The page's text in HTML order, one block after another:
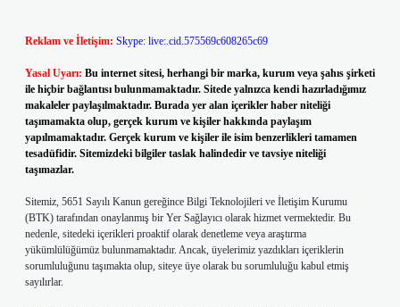
Reklam ve İletişim: Skype: live:.cid.575569c608265c69
Yasal Uyarı: Bu internet sitesi, herhangi bir marka, kurum veya şahıs şirketi
ile hiçbir bağlantısı bulunmamaktadır. Sitede yalnızca kendi hazırladığımız
makaleler paylaşılmaktadır. Burada yer alan içerikler haber niteliği
taşımamakta olup, gerçek kurum ve kişiler hakkında paylaşım
yapılmamaktadır. Gerçek kurum ve kişiler ile isim benzerlikleri tamamen
tesadüfidir. Sitemizdeki bilgiler taslak halindedir ve tavsiye niteliği
taşımazlar.
Sitemiz, 5651 Sayılı Kanun gereğince Bilgi Teknolojileri ve İletişim Kurumu
(BTK) tarafından onaylanmış bir Yer Sağlayıcı olarak hizmet vermektedir. Bu
nedenle, sitedeki içerikleri proaktif olarak denetleme veya araştırma
yükümlülüğümüz bulunmamaktadır. Ancak, üyelerimiz yazdıkları içeriklerin
sorumluluğunu taşımakta olup, siteye üye olarak bu sorumluluğu kabul etmiş
sayılırlar.